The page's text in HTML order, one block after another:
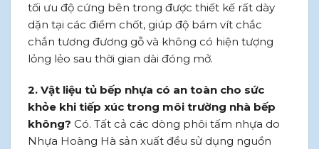
tối ưu độ cứng bên trong được thiết kế rất dày
dặn tại các điểm chốt, giúp độ bám vít chắc
chắn tương đương gỗ và không có hiện tượng
lỏng lẻo sau thời gian dài đóng mở.
2. Vật liệu tủ bếp nhựa có an toàn cho sức
khỏe khi tiếp xúc trong môi trường nhà bếp
không? Có. Tất cả các dòng phôi tấm nhựa do
Nhựa Hoàng Hà sản xuất đều sử dụng nguồn